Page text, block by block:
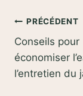
de
l’article
PRÉCÉDENT
Conseils pour
économiser
l’entretien du